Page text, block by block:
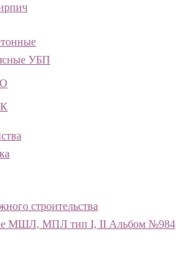
УБП
строительства
МШЛ, МПЛ тип I, II Альбом №984